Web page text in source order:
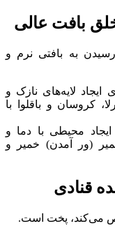
بافت عالی
رسیدن به بافتی نرم و
ایجاد لایه‌های نازک و
کروسان و باقلوا با
ایجاد محیطی با دما و
(ور آمدن) خمیر و
قنادی
می‌کند، پخت است.